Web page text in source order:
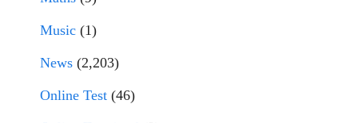
Music (1)
News (2,203)
Online Test (46)